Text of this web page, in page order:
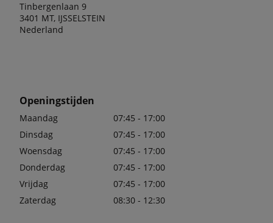
Tinbergenlaan 9
3401 MT, IJSSELSTEIN
Nederland
Openingstijden
Maandag
07:45 - 17:00
Dinsdag
07:45 - 17:00
Woensdag
07:45 - 17:00
Donderdag
07:45 - 17:00
Vrijdag
07:45 - 17:00
Zaterdag
08:30 - 12:30